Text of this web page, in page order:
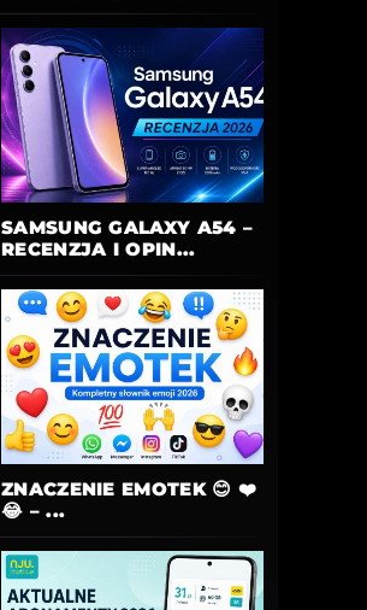
SAMSUNG GALAXY A54 –
RECENZJA I OPIN...
ZNACZENIE EMOTEK 😊 ❤️
😂 – ...